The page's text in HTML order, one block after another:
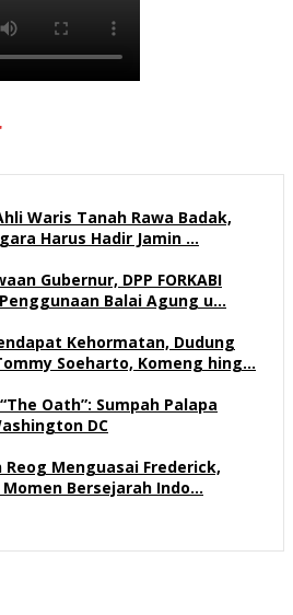
Waris Tanah Rawa Badak,
Harus Hadir Jamin …
Gubernur, DPP FORKABI
Balai Agung u…
Kehormatan, Dudung
Soeharto, Komeng hing…
Oath”: Sumpah Palapa
DC
Menguasai Frederick,
Momen Bersejarah Indo…